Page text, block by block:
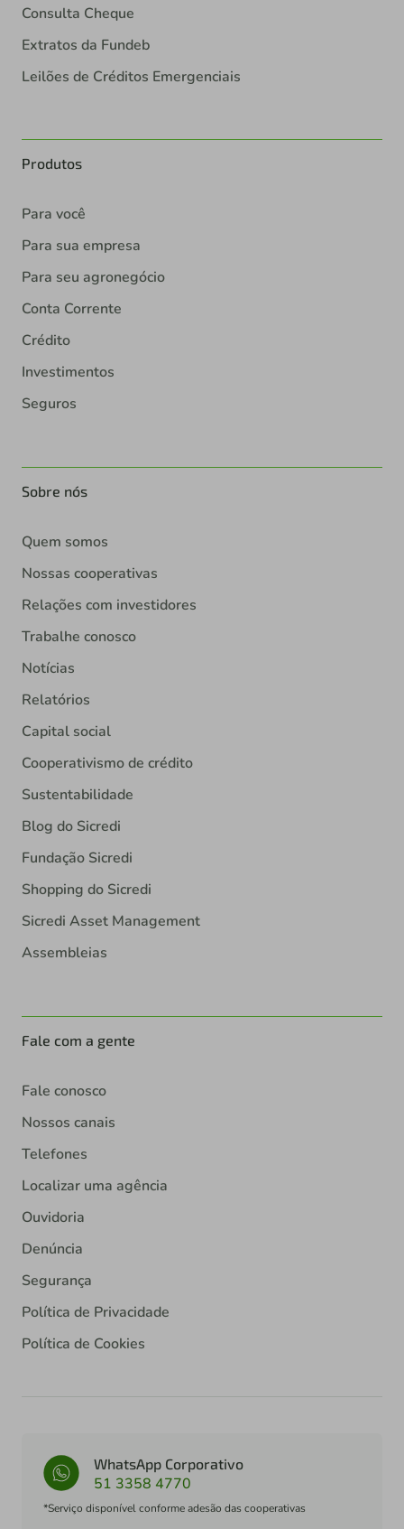
Consulta Cheque
Extratos da Fundeb
Leilões de Créditos Emergenciais
Produtos
Para você
Para sua empresa
Para seu agronegócio
Conta Corrente
Crédito
Investimentos
Seguros
Sobre nós
Quem somos
Nossas cooperativas
Relações com investidores
Trabalhe conosco
Notícias
Relatórios
Capital social
Cooperativismo de crédito
Sustentabilidade
Blog do Sicredi
Fundação Sicredi
Shopping do Sicredi
Sicredi Asset Management
Assembleias
Fale com a gente
Fale conosco
Nossos canais
Telefones
Localizar uma agência
Ouvidoria
Denúncia
Segurança
Política de Privacidade
Política de Cookies
WhatsApp Corporativo
51 3358 4770
*Serviço disponível conforme adesão das cooperativas